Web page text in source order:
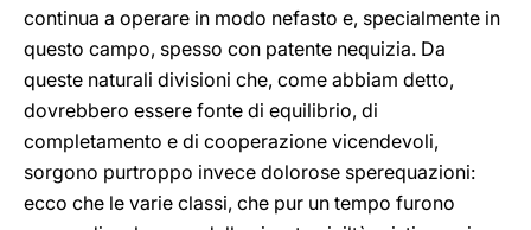
continua a operare in modo nefasto e, specialmente in
questo campo, spesso con patente nequizia. Da
queste naturali divisioni che, come abbiam detto,
dovrebbero essere fonte di equilibrio, di
completamento e di cooperazione vicendevoli,
sorgono purtroppo invece dolorose sperequazioni:
ecco che le varie classi, che pur un tempo furono